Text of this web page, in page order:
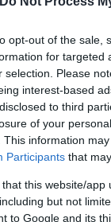
opt-out of the sale,
for targeted
selection. Please
interest-based
to third
of your
This information
Participants that
that this website/
but not
to Google and its
κάθε
και την
το 2006